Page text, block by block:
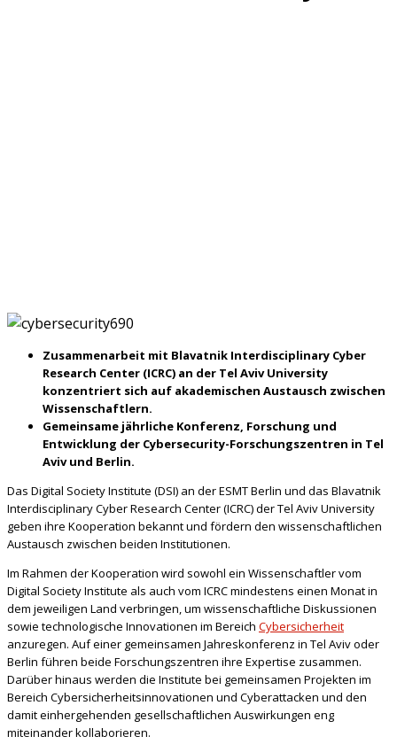
Zusammenarbeit mit Blavatnik Interdisciplinary Cyber
Research Center (ICRC) an der Tel Aviv University
konzentriert sich auf akademischen Austausch zwischen
Wissenschaftlern.
Gemeinsame jährliche Konferenz, Forschung und
Entwicklung der Cybersecurity-Forschungszentren in Tel
Aviv und Berlin.
Das Digital Society Institute (DSI) an der ESMT Berlin und das Blavatnik
Interdisciplinary Cyber Research Center (ICRC) der Tel Aviv University
geben ihre Kooperation bekannt und fördern den wissenschaftlichen
Austausch zwischen beiden Institutionen.
Im Rahmen der Kooperation wird sowohl ein Wissenschaftler vom
Digital Society Institute als auch vom ICRC mindestens einen Monat in
dem jeweiligen Land verbringen, um wissenschaftliche Diskussionen
sowie technologische Innovationen im Bereich Cybersicherheit
anzuregen. Auf einer gemeinsamen Jahreskonferenz in Tel Aviv oder
Berlin führen beide Forschungszentren ihre Expertise zusammen.
Darüber hinaus werden die Institute bei gemeinsamen Projekten im
Bereich Cybersicherheitsinnovationen und Cyberattacken und den
damit einhergehenden gesellschaftlichen Auswirkungen eng
miteinander kollaborieren.